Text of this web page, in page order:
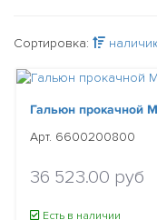
Сортировка:
Гальюн прокачной
Арт. 6600200800
36 523.00 руб
Есть в наличии